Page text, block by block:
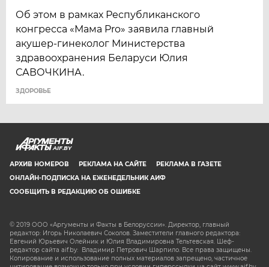
Об этом в рамках Республиканского
конгресса «Мама Pro» заявила главный
акушер-гинеколог Министерства
здравоохранения Беларуси Юлия
САВОЧКИНА.
ЗДОРОВЬЕ
AIF.BY
АРХИВ НОМЕРОВ РЕКЛАМА НА САЙТЕ
РЕКЛАМА В ГАЗЕТЕ
ОНЛАЙН-ПОДПИСКА НА ЕЖЕНЕДЕЛЬНИК АИФ
СООБЩИТЬ В РЕДАКЦИЮ ОБ ОШИБКЕ
© 2019 ООО «Аргументы и Факты в Белоруссии». Директор, главный
редактор: Игорь Николаевич Соколов. Заместители главного редактора:
Евгений Юрьевич Олейник и Юлия Владимировна Тельтевская. Шеф-
редактор сайта aif.by: Владимир Петрович Шарпило. Все права защищены.
Копирование и использование полных материалов запрещено, частичное